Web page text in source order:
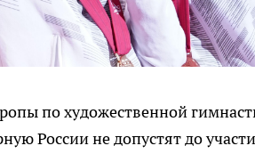
по художественной
России не допустят до